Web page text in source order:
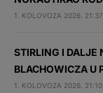
1. KOLOVOZA 2026. 21:37
STIRLING I DALJE
BLACHOWICZA U
1. KOLOVOZA 2026. 21:10